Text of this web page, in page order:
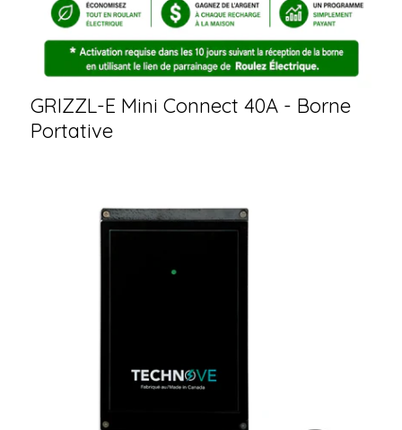
GRIZZL-E Mini Connect 40A - Borne
Portative